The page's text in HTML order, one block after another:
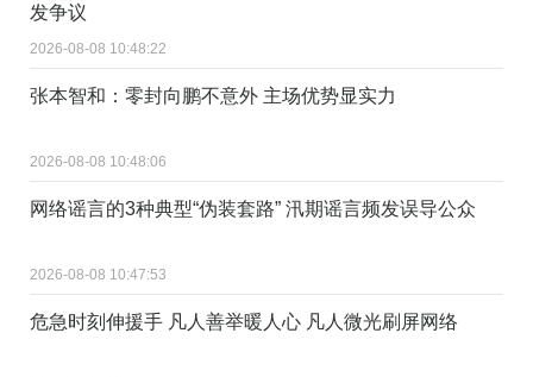
发争议
2026-08-08 10:48:22
张本智和：零封向鹏不意外 主场优势显实力
2026-08-08 10:48:06
网络谣言的3种典型“伪装套路” 汛期谣言频发误导公众
2026-08-08 10:47:53
危急时刻伸援手 凡人善举暖人心 凡人微光刷屏网络